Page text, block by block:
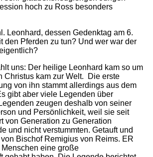
hoch zu Ross besonders
Leonhard, dessen Gedenktag am 6.
den Pferden zu tun? Und wer war der
uns: Der heilige Leonhard kam so um
Christus kam zur Welt. Die erste
von ihn stammt allerdings aus dem
gibt aber viele Legenden über
zeugen deshalb von seiner
und Persönlichkeit, weil sie seit
von Generation zu Generation
und nicht verstummten. Getauft und
Bischof Remigius von Reims. ER
eine große